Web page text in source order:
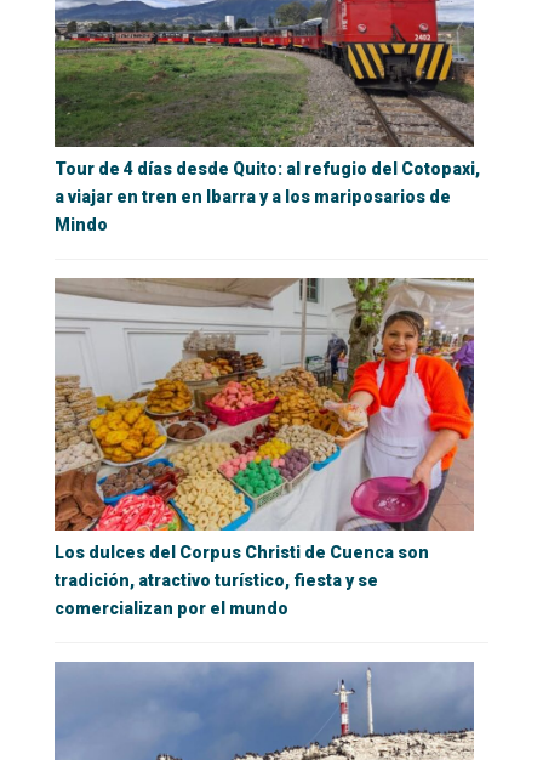
Tour de 4 días desde Quito: al refugio del Cotopaxi,
a viajar en tren en Ibarra y a los mariposarios de
Mindo
Los dulces del Corpus Christi de Cuenca son
tradición, atractivo turístico, fiesta y se
comercializan por el mundo